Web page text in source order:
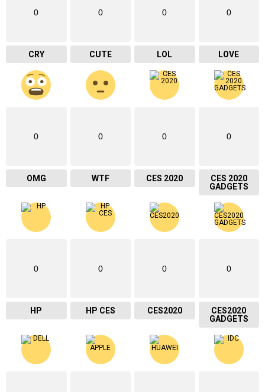
0
CRY
0
CUTE
0
LOL
0
LOVE
0
OMG
0
WTF
0
CES 2020
0
CES 2020
GADGETS
0
HP
0
HP CES
0
CES2020
0
CES2020
GADGETS